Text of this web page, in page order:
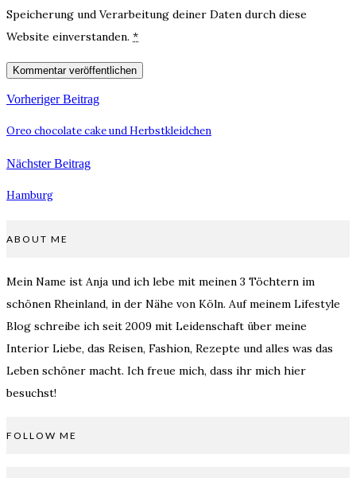
Speicherung und Verarbeitung deiner Daten durch diese
Website einverstanden. *
Vorheriger Beitrag
Oreo chocolate cake und Herbstkleidchen
Nächster Beitrag
Hamburg
ABOUT ME
Mein Name ist Anja und ich lebe mit meinen 3 Töchtern im
schönen Rheinland, in der Nähe von Köln. Auf meinem Lifestyle
Blog schreibe ich seit 2009 mit Leidenschaft über meine
Interior Liebe, das Reisen, Fashion, Rezepte und alles was das
Leben schöner macht. Ich freue mich, dass ihr mich hier
besuchst!
FOLLOW ME